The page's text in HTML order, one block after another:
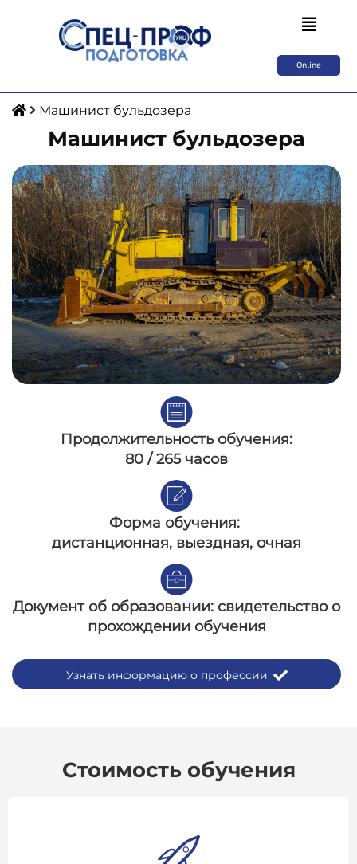
Online
Машинист бульдозера
Машинист бульдозера
Продолжительность обучения:
80 / 265 часов
Форма обучения:
дистанционная, выездная, очная
Документ об образовании: свидетельство о
прохождении обучения
Узнать информацию о профессии
Стоимость обучения